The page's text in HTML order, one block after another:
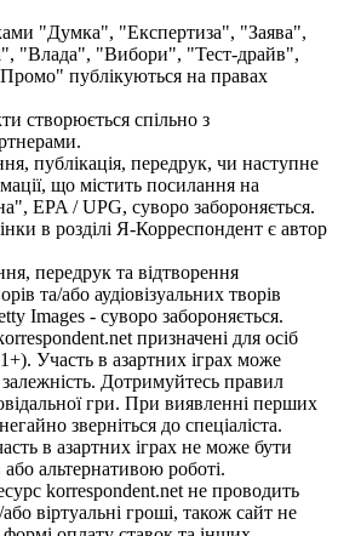
"Думка", "Експертиза", "Заява",
"Влада", "Вибори", "Тест-драйв",
публікуються на правах
створюється спільно з
публікація, передрук, чи наступне
що містить посилання на
EPA / UPG, суворо забороняється.
в розділі Я-Корреспондент є автор
передрук та відтворення
та/або аудіовізуальних творів
Images - суворо забороняється.
призначені для осіб
Участь в азартних іграх може
Дотримуйтесь правил
гри. При виявленні перших
зверніться до спеціаліста.
в азартних іграх не може бути
альтернативою роботі.
korrespondent.net не проводить
або віртуальні гроші, також сайт не